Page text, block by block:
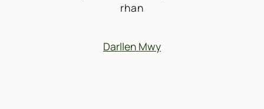
rhan
Darllen Mwy